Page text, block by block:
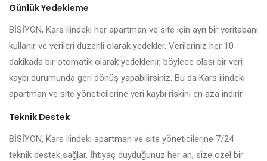
Günlük Yedekleme
BİSİYON, Kars ilindeki her apartman ve site için ayrı bir veritabanı
kullanır ve verileri düzenli olarak yedekler. Verileriniz her 10
dakikada bir otomatik olarak yedeklenir, böylece olası bir veri
kaybı durumunda geri dönüş yapabilirsiniz. Bu da Kars ilindeki
apartman ve site yöneticilerine veri kaybı riskini en aza indirir.
Teknik Destek
BİSİYON, Kars ilindeki apartman ve site yöneticilerine 7/24
teknik destek sağlar. İhtiyaç duyduğunuz her an, size özel bir